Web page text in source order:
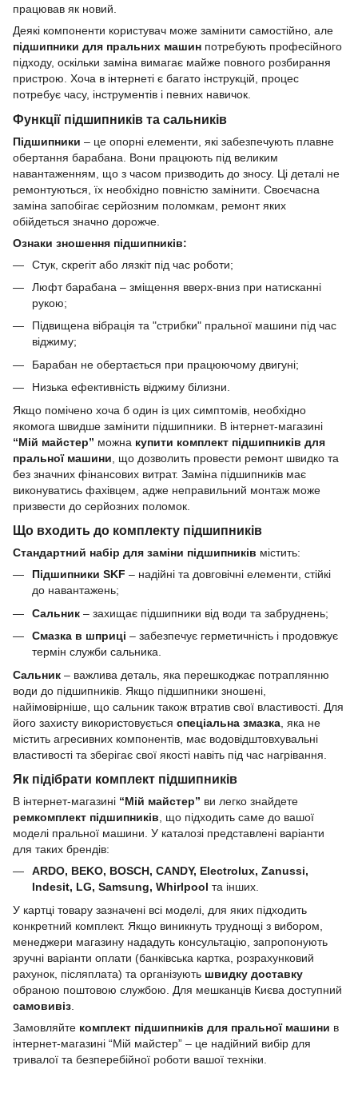
працював як новий.
Деякі компоненти користувач може замінити самостійно, але
підшипники для пральних машин потребують професійного
підходу, оскільки заміна вимагає майже повного розбирання
пристрою. Хоча в інтернеті є багато інструкцій, процес
потребує часу, інструментів і певних навичок.
Функції підшипників та сальників
Підшипники – це опорні елементи, які забезпечують плавне
обертання барабана. Вони працюють під великим
навантаженням, що з часом призводить до зносу. Ці деталі не
ремонтуються, їх необхідно повністю замінити. Своєчасна
заміна запобігає серйозним поломкам, ремонт яких
обійдеться значно дорожче.
Ознаки зношення підшипників:
Стук, скрегіт або лязкіт під час роботи;
Люфт барабана – зміщення вверх-вниз при натисканні
рукою;
Підвищена вібрація та "стрибки" пральної машини під час
віджиму;
Барабан не обертається при працюючому двигуні;
Низька ефективність віджиму білизни.
Якщо помічено хоча б один із цих симптомів, необхідно
якомога швидше замінити підшипники. В інтернет-магазині
“Мій майстер” можна купити комплект підшипників для
пральної машини , що дозволить провести ремонт швидко та
без значних фінансових витрат. Заміна підшипників має
виконуватись фахівцем, адже неправильний монтаж може
призвести до серйозних поломок.
Що входить до комплекту підшипників
Стандартний набір для заміни підшипників містить:
Підшипники SKF – надійні та довговічні елементи, стійкі
до навантажень;
Сальник – захищає підшипники від води та забруднень;
Смазка в шприці – забезпечує герметичність і продовжує
термін служби сальника.
Сальник – важлива деталь, яка перешкоджає потраплянню
води до підшипників. Якщо підшипники зношені,
найімовірніше, що сальник також втратив свої властивості. Для
його захисту використовується спеціальна змазка , яка не
містить агресивних компонентів, має водовідштовхувальні
властивості та зберігає свої якості навіть під час нагрівання.
Як підібрати комплект підшипників
В інтернет-магазині “Мій майстер” ви легко знайдете
ремкомплект підшипників, що підходить саме до вашої
моделі пральної машини. У каталозі представлені варіанти
для таких брендів:
ARDO, BEKO, BOSCH, CANDY, Electrolux, Zanussi,
Indesit, LG, Samsung, Whirlpool та інших.
У картці товару зазначені всі моделі, для яких підходить
конкретний комплект. Якщо виникнуть труднощі з вибором,
менеджери магазину нададуть консультацію, запропонують
зручні варіанти оплати (банківська картка, розрахунковий
рахунок, післяплата) та організують швидку доставку
обраною поштовою службою. Для мешканців Києва доступний
самовивіз
Замовляйте комплект підшипників для пральної машини в
інтернет-магазині “Мій майстер” – це надійний вибір для
тривалої та безперебійної роботи вашої техніки.